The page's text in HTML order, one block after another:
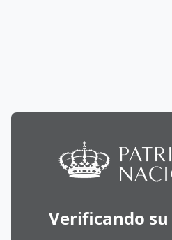
Verificando